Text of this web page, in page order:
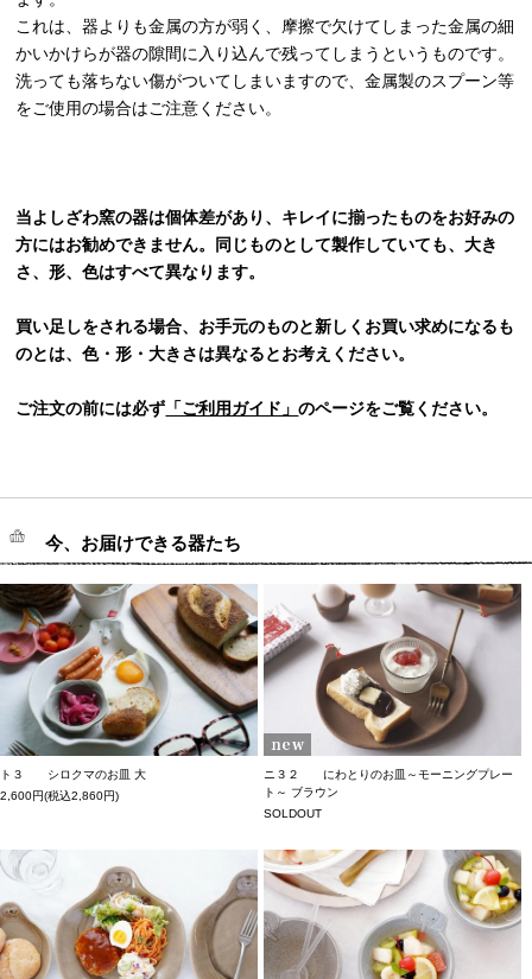
これは、器よりも金属の方が弱く、摩擦で欠けてしまった金属の細
かいかけらが器の隙間に入り込んで残ってしまうというものです。
洗っても落ちない傷がついてしまいますので、金属製のスプーン等
をご使用の場合はご注意ください。
当よしざわ窯の器は個体差があり、キレイに揃ったものをお好みの
方にはお勧めできません。同じものとして製作していても、大き
さ、形、色はすべて異なります。
買い足しをされる場合、お手元のものと新しくお買い求めになるも
のとは、色・形・大きさは異なるとお考えください。
ご注文の前には必ず 「ご利用ガイド」のページをご覧ください。
今、お届けできる器たち
ト３ シロクマのお皿 大
2,600円(税込2,860円)
ニ３２ にわとりのお皿～モーニングプレー
ト～ ブラウン
SOLDOUT